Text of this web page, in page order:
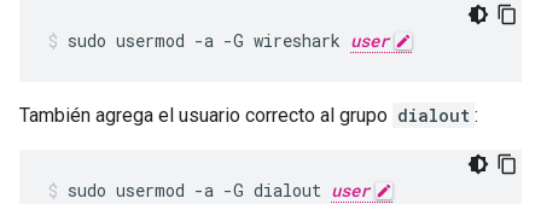
sudo usermod -a -G wireshark user
También agrega el usuario correcto al grupo dialout :
sudo usermod -a -G dialout user